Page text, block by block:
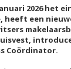
2026 het
heeft een
Coördinator.